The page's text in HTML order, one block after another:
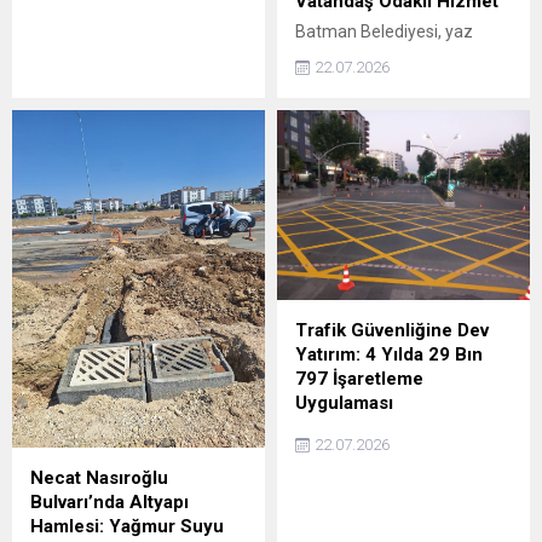
dâhilinde hareket eden
ekipler, kentin ana
arterlerinden mahalle
aralarına kadar her noktayı
titizlikle temizliyor.
Batman Belediyesi, yaz
sosyal yaşamını
etkinliklerinin yanı sıra Sağlık
İşleri Müdürlüğü bünyesinde
yürüttüğü ücretsiz sağlık,
hasta nakil ve sporcu destek
hizmetleriyle vatandaşların
yanında olmaya devam
ediyor.
22.07.2026
Necat Nasıroğlu
Bulvarı’nda Altyapı
Hamlesi: Yağmur Suyu
Trafik Güvenliğine Dev
Yatırım: 4 Yılda 29 Bın
797 İşaretleme
Uygulaması
Hizmetleri Müdürlüğü, Vali
22.07.2026